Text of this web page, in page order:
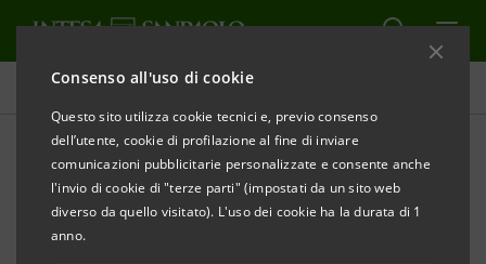
Consenso all'uso di cookie
Questo sito utilizza cookie tecnici e, previo consenso
dell’utente, cookie di profilazione al fine di inviare
comunicazioni pubblicitarie personalizzate e consente anche
l'invio di cookie di "terze parti" (impostati da un sito web
diverso da quello visitato). L'uso dei cookie ha la durata di 1
anno.
Comunicati stampa
STAMPA
AGGIORNA
PROGETTARE IL FUTURO:
“PROMUOVERE UNA NUOVA CULTURA D’IMPRESA